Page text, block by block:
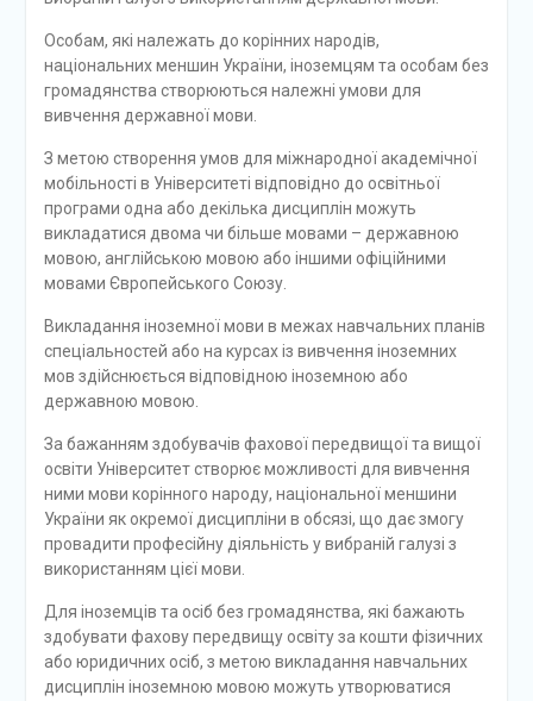
Особам, які належать до корінних народів,
національних меншин України, іноземцям та особам без
громадянства створюються належні умови для
вивчення державної мови.
З метою створення умов для міжнародної академічної
мобільності в Університеті відповідно до освітньої
програми одна або декілька дисциплін можуть
викладатися двома чи більше мовами – державною
мовою, англійською мовою або іншими офіційними
мовами Європейського Союзу.
Викладання іноземної мови в межах навчальних планів
спеціальностей або на курсах із вивчення іноземних
мов здійснюється відповідною іноземною або
державною мовою.
За бажанням здобувачів фахової передвищої та вищої
освіти Університет створює можливості для вивчення
ними мови корінного народу, національної меншини
України як окремої дисципліни в обсязі, що дає змогу
провадити професійну діяльність у вибраній галузі з
використанням цієї мови.
Для іноземців та осіб без громадянства, які бажають
здобувати фахову передвищу освіту за кошти фізичних
або юридичних осіб, з метою викладання навчальних
дисциплін іноземною мовою можуть утворюватися